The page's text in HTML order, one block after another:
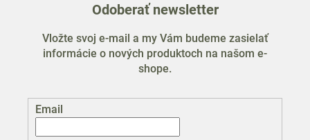
Odoberať newsletter
Vložte svoj e-mail a my Vám budeme zasielať
informácie o nových produktoch na našom e-
shope.
Email